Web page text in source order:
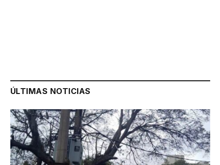
ÚLTIMAS NOTICIAS